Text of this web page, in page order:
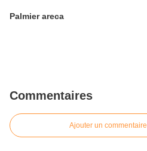
Palmier areca
Commentaires
Ajouter un commentaire